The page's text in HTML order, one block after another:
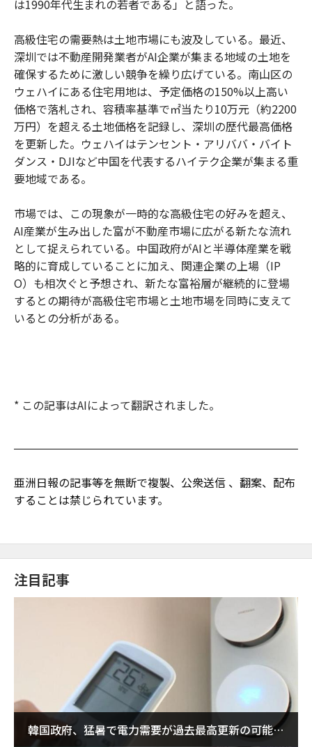
は1990年代生まれの若者である」と語った。
高級住宅の需要熱は土地市場にも波及している。最近、
深圳では不動産開発業者がAI企業が集まる地域の土地を
確保するために激しい競争を繰り広げている。南山区の
ウェハイにある住宅用地は、予定価格の150%以上高い
価格で落札され、容積率基準で㎡当たり10万元（約2200
万円）を超える土地価格を記録し、深圳の歴代最高価格
を更新した。ウェハイはテンセント・アリババ・バイト
ダンス・DJIなど中国を代表するハイテク企業が集まる重
要地域である。
市場では、この現象が一時的な高級住宅の好みを超え、
AI産業が生み出した富が不動産市場に広がる新たな流れ
として捉えられている。中国政府がAIと半導体産業を戦
略的に育成していることに加え、関連企業の上場（IP
O）も相次ぐと予想され、新たな富裕層が継続的に登場
するとの期待が高級住宅市場と土地市場を同時に支えて
いるとの分析がある。
* この記事はAIによって翻訳されました。
亜洲日報の記事等を無断で複製、公衆送信 、翻案、配布
することは禁じられています。
注目記事
韓国政府、猛暑で電力需要が過去最高更新の可能性